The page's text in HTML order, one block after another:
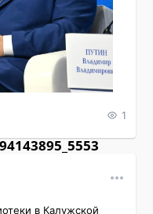
1
в Калужской